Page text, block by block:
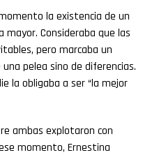
la existencia de un
mayor. Consideraba que las
pero marcaba un
pelea sino de diferencias.
la obligaba a ser “la mejor
ambas explotaron con
momento, Ernestina